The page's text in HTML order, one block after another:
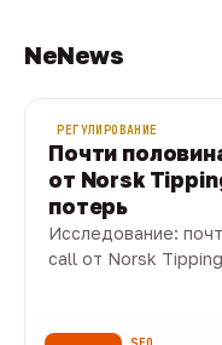
NeNews
РЕГУЛИРОВАНИЕ
Почти
от Norsk
потерь
Исследование:
call от Norsk